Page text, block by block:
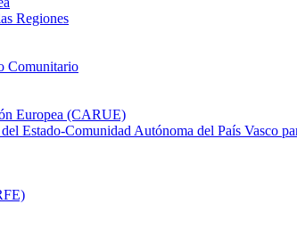
Regiones
Comunitario
Europea (CARUE)
Estado-Comunidad Autónoma del País Vasco